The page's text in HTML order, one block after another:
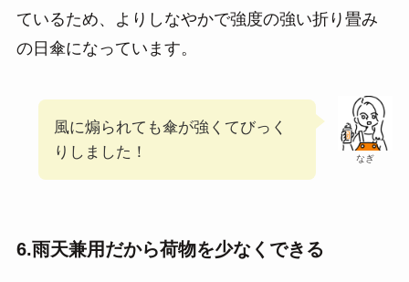
ているため、よりしなやかで強度の強い折り畳み
の日傘になっています。
なぎ
風に煽られても傘が強くてびっく
りしました！
6.雨天兼用だから荷物を少なくできる